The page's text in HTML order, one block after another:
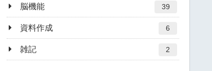
脳機能 39
資料作成 6
雑記 2